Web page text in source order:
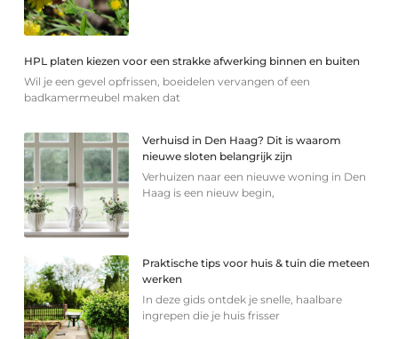
HPL platen kiezen voor een strakke afwerking binnen en buiten
Wil je een gevel opfrissen, boeidelen vervangen of een
badkamermeubel maken dat
Verhuisd in Den Haag? Dit is waarom
nieuwe sloten belangrijk zijn
Verhuizen naar een nieuwe woning in Den
Haag is een nieuw begin,
Praktische tips voor huis & tuin die meteen
werken
In deze gids ontdek je snelle, haalbare
ingrepen die je huis frisser